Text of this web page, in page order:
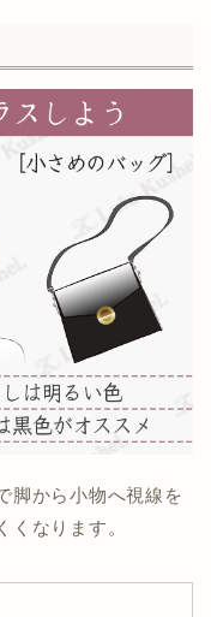
脚から小物へ視線を
なります。